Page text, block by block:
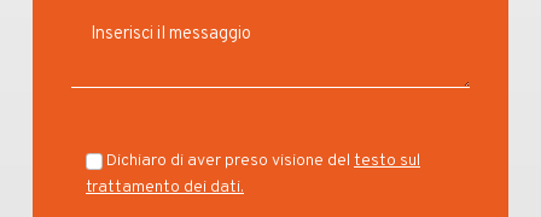
Dichiaro di aver preso visione del testo sul
trattamento dei dati.